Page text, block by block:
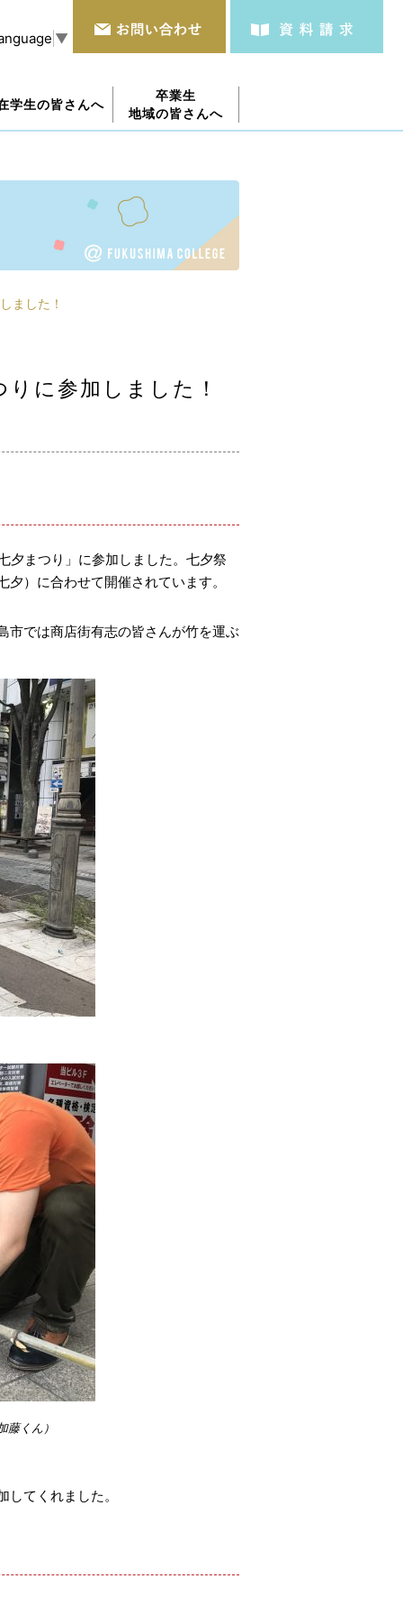
▼
学生の皆さんへ
卒業生
地域の皆さんへ
ました！
に参加しました！
夕まつり」に参加しました。七夕祭
）に合わせて開催されています。
市では商店街有志の皆さんが竹を運ぶ
くん）
てくれました。